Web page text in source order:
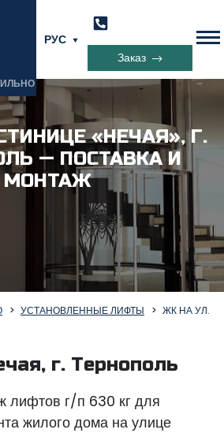
РУС
Заказ
«НЕЧАЯ», Г.
— ПОСТАВКА И
МОНТАЖ
УСТАНОВЛЕННЫЕ ЛИФТЫ
ЖК НА УЛ.
г. Тернополь
лифтов г/п 630 кг для
жилого дома на улице